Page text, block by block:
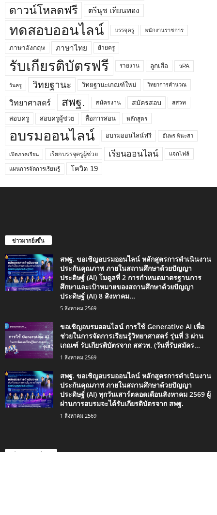
ดาวน์โหลดฟรี ตรีนุช เทียนทอง
ทดสอบออนไลน์ บรรจุครู พนักงานราชการ
ภาษาอังกฤษ ภาษาไทย ย้ายครู
รับเกียรติบัตรฟรี รายงาน ลูกเสือ วPA
วันครู วิทยฐานะ วิทยฐานะเกณฑ์ใหม่ วิทยาการคำนวณ
วิทยาศาสตร์ สพฐ. สมัครงาน สมัครสอบ สสวท
สอบครู สอบครูผู้ช่วย สื่อการสอน หลักสูตร
อบรมออนไลน์ อบรมออนไลน์ฟรี อัมพร พินะสา
เปิดภาคเรียน เรียกบรรจุครูผู้ช่วย เรียนออนไลน์ แจกไฟล์
แผนการจัดการเรียนรู้ โควิด 19
ข่าวมากยิ่งขึ้น
สพฐ. ขอเชิญอบรมออนไลน์ หลักสูตรการดำเนินงาน
ประกันคุณภาพ ภายในสถานศึกษาด้วยปัญญา
ประดิษฐ์ (AI) โมดูลที่ 2 การกำหนดมาตรฐานการ
ศึกษาและเป้าหมายของสถานศึกษาด้วยปัญญา
ประดิษฐ์ (AI) 8 สิงหาคม...
5 สิงหาคม 2569
ขอเชิญอบรมออนไลน์ การใช้ Generative AI เพื่อ
ช่วยในการจัดการเรียนรู้วิทยาศาสตร์ รุ่นที่ 3 ผ่าน
เกณฑ์ รับเกียรติบัตรจาก สสวท. (วันที่รับสมัคร...
1 สิงหาคม 2569
สพฐ. ขอเชิญอบรมออนไลน์ หลักสูตรการดำเนินงาน
ประกันคุณภาพ ภายในสถานศึกษาด้วยปัญญา
ประดิษฐ์ (AI) ทุกวันเสาร์ตลอดเดือนสิงหาคม 2569 ผู้
ผ่านการอบรมจะได้รับเกียรติบัตรจาก สพฐ.
1 สิงหาคม 2569
ประเภทยอดนิยม